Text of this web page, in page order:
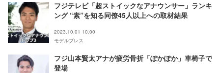
フジテレビ「超ストイックなアナウンサー」ランキ
ング “素”を知る同僚45人以上への取材結果
2023.10.01 10:00
モデルプレス
フジ山本賢太アナが疲労骨折「ぽかぽか」車椅子で
登場